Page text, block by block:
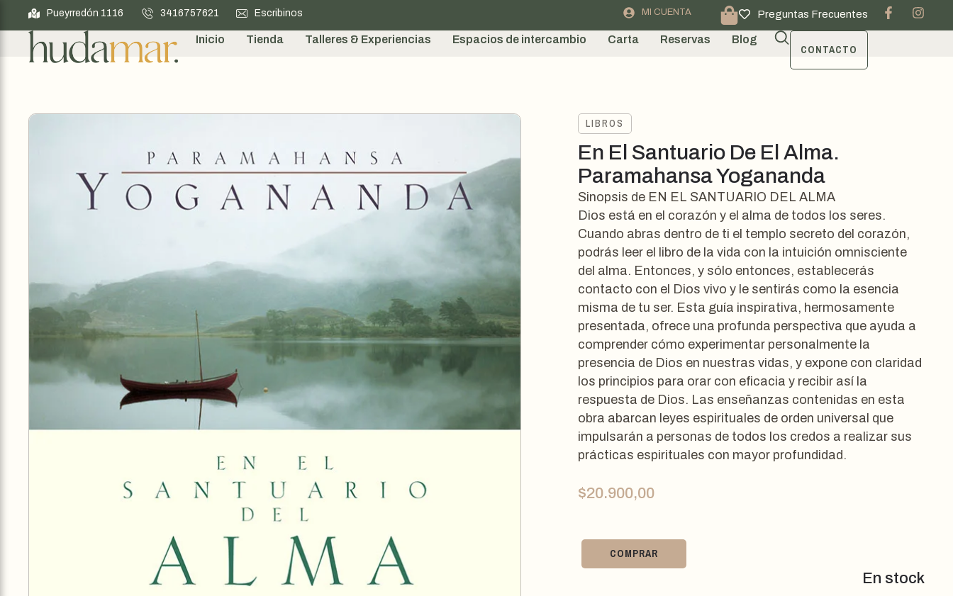
Pueyrredón 1116 3416757621 Escribinos MI CUENTA Preguntas Frecuentes
Inicio Tienda Talleres & Experiencias Espacios de intercambio Carta Reservas Blog
CONTACTO
LIBROS
En El Santuario De El Alma.
Paramahansa Yogananda
Sinopsis de EN EL SANTUARIO DEL ALMA
Dios está en el corazón y el alma de todos los seres.
Cuando abras dentro de ti el templo secreto del corazón,
podrás leer el libro de la vida con la intuición omnisciente
del alma. Entonces, y sólo entonces, establecerás
contacto con el Dios vivo y le sentirás como la esencia
misma de tu ser. Esta guía inspirativa, hermosamente
presentada, ofrece una profunda perspectiva que ayuda a
comprender cómo experimentar personalmente la
presencia de Dios en nuestras vidas, y expone con claridad
los principios para orar con eficacia y recibir así la
respuesta de Dios. Las enseñanzas contenidas en esta
obra abarcan leyes espirituales de orden universal que
impulsarán a personas de todos los credos a realizar sus
prácticas espirituales con mayor profundidad.
$20.900,00
COMPRAR
En stock